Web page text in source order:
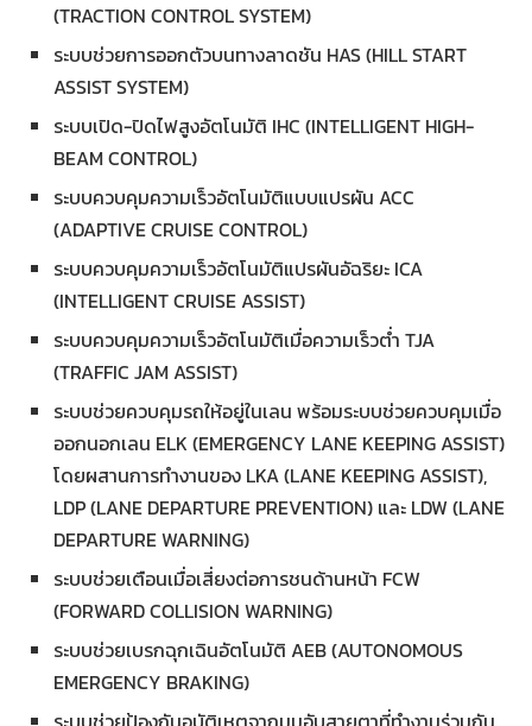
(TRACTION CONTROL SYSTEM)
ระบบช่วยการออกตัวบนทางลาดชัน HAS (HILL START
ASSIST SYSTEM)
ระบบเปิด-ปิดไฟสูงอัตโนมัติ IHC (INTELLIGENT HIGH-
BEAM CONTROL)
ระบบควบคุมความเร็วอัตโนมัติแบบแปรผัน ACC
(ADAPTIVE CRUISE CONTROL)
ระบบควบคุมความเร็วอัตโนมัติแปรผันอัฉริยะ ICA
(INTELLIGENT CRUISE ASSIST)
ระบบควบคุมความเร็วอัตโนมัติเมื่อความเร็วต่ำ TJA
(TRAFFIC JAM ASSIST)
ระบบช่วยควบคุมรถให้อยู่ในเลน พร้อมระบบช่วยควบคุมเมื่อ
ออกนอกเลน ELK (EMERGENCY LANE KEEPING ASSIST)
โดยผสานการทำงานของ LKA (LANE KEEPING ASSIST),
LDP (LANE DEPARTURE PREVENTION) และ LDW (LANE
DEPARTURE WARNING)
ระบบช่วยเตือนเมื่อเสี่ยงต่อการชนด้านหน้า FCW
(FORWARD COLLISION WARNING)
ระบบช่วยเบรกฉุกเฉินอัตโนมัติ AEB (AUTONOMOUS
EMERGENCY BRAKING)